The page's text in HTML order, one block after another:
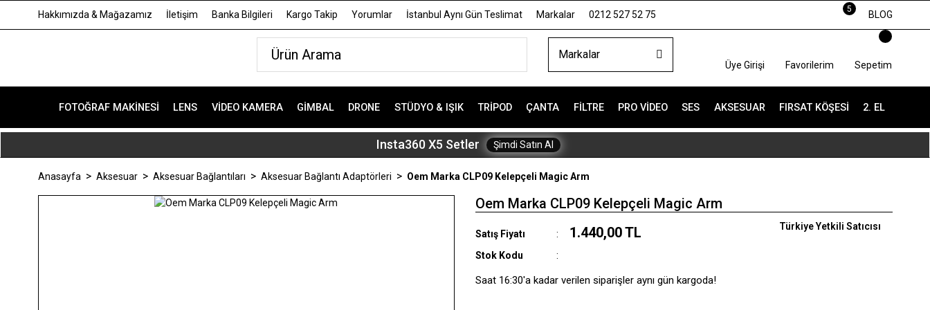
Hakkımızda & Mağazamız İletişim Banka Bilgileri Kargo Takip Yorumlar İstanbul Aynı Gün Teslimat Markalar 0212 527 52 75
5
BLOG
Markalar
Üye Girişi Favorilerim Sepetim
FOTOĞRAF MAKINESI LENS VIDEO KAMERA GIMBAL DRONE STÜDYO & IŞIK TRIPOD ÇANTA FILTRE PRO VIDEO SES AKSESUAR FIRSAT KÖŞESI 2. EL
Insta360 X5 Setler Şimdi Satın Al
Anasayfa Aksesuar Aksesuar Bağlantıları Aksesuar Bağlantı Adaptörleri Oem Marka CLP09 Kelepçeli Magic Arm
Oem Marka CLP09 Kelepçeli Magic Arm
Satış Fiyatı 1.440,00 TL
Stok Kodu
Türkiye Yetkili Satıcısı
Saat 16:30'a kadar verilen siparişler aynı gün kargoda!